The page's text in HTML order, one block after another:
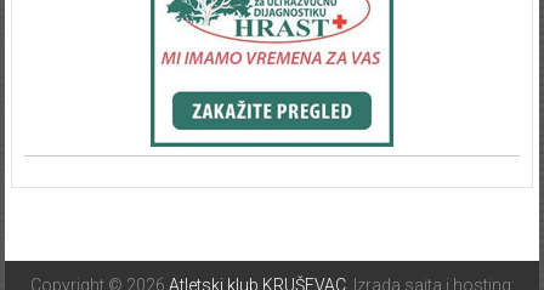
Copyright © 2026 Atletski klub KRUŠEVAC. Izrada sajta i hosting: